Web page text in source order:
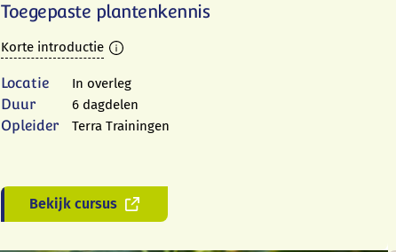
Toegepaste plantenkennis
Korte introductie
Locatie In overleg
Duur 6 dagdelen
Opleider Terra Trainingen
Bekijk cursus